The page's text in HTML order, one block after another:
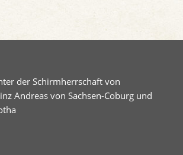
der Schirmherrschaft von
Andreas von Sachsen-Coburg und